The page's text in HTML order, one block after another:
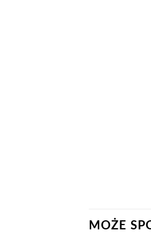
MOŻE